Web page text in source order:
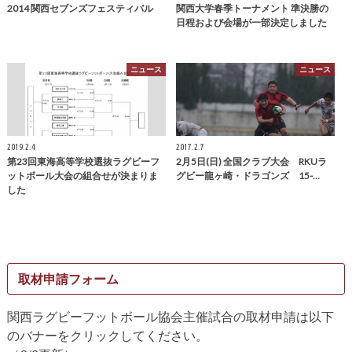
2014 関西セブンズフェスティバル
関西大学春季トーナメント 準決勝の
日程および会場が一部決定しました
ニュース
2019.2.4
第23回東海高等学校選抜ラグビーフ
ットボール大会の組合せが決まりま
した
ニュース
2017.2.7
2月5日(日) 全国クラブ大会 RKUラ
グビー龍ヶ崎・ドラゴンズ 15-…
取材申請フォーム
関西ラグビーフットボール協会主催試合の取材申請は以下
のバナーをクリックしてください。